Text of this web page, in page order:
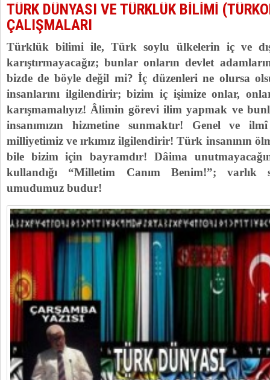
MHP’DEN URUMÇİ KATLİAMI MESAJİ : 05.07.2009
TÜRK DÜNYASI VE TÜRKLÜK BİLİMİ
ÇALIŞMALARI
Türklük bilimi ile, Türk soylu ülkelerin iç ve
karıştırmayacağız; bunlar onların devlet
bizde de böyle değil mi? İç düzenleri ne olursa
insanlarını ilgilendirir; bizim iç işimize onlar,
karışmamalıyız! Âlimin görevi ilim yapmak ve
insanımızın hizmetine sunmaktır! Genel ve
milliyetimiz ve ırkımız ilgilendirir! Türk insanının
bile bizim için bayramdır! Dâima
kullandığı “Milletim Canım Benim!”; varlık
umudumuz budur!